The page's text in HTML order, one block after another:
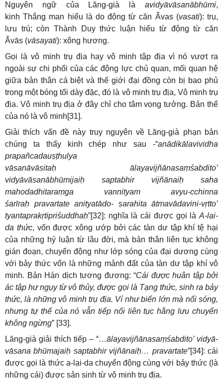
Nguyên ngữ của Lăng-già là avidyāvāsanābhūmi,
kinh Thắng man hiểu là do động từ căn Ãvas (vasati): trụ,
lưu trú; còn Thành Duy thức luận hiểu từ động từ căn
Ãvās (vāsayati): xông hương.
Gọi là vô minh trụ địa hay vô minh tập địa vì nó vượt ra
ngoài sự chi phối của các động lực chủ quan, mối quan hệ
giữa bản thân cá biệt và thế giới đại đồng còn bị bao phủ
trong một bóng tối dày đặc, đó là vô minh trụ địa, Vô minh trụ
địa. Vô minh trụ địa ở đây chỉ cho tâm vọng tưởng. Bản thể
của nó là vô minh[31].
Giải thích vấn đề này truy nguyên về Lăng-già phạn bản
chúng ta thấy kinh chép như sau -“anādikālavividha
prapañcadauṣṭhulya
vāsanāvāsitaḥ ālayavijñānasaṃśabdito’
vidyāvāsanābhūmijaiḥ saptabhir vijñānaiḥ saha
mahodadhitaraṃga vannityam avyu-cchinna
śarīraḥ pravartate anityatādo- ṣarahita ātmavādavini-vṛtto’
tyantaprakṛtipriśuddhaḥ”[32]: nghĩa là cái được gọi là A-lại-
da thức, vốn được xông ướp bởi các tàn dư tập khí tệ hại
của những hý luận từ lâu đời, mà bản thân liên tục không
gián đoạn, chuyển động như lớp sóng của đại dương cùng
với bảy thức vốn là những mảnh đất của tàn dư tập khí vô
minh. Bản Hán dịch tương đương: “Cái được huân tập bởi
ác tập hư ngụy từ vô thủy, được gọi là Tạng thức, sinh ra bảy
thức, là những vô minh trụ địa. Ví như biển lớn mà nổi sóng,
nhưng tự thể của nó vẫn tiếp nối liên tục hằng lưu chuyển
không ngừng” [33].
Lăng-già giải thích tiếp – “…ālayavijñānasaṃśabdito’ vidyā-
vāsana bhūmajaiḥ saptabhir vijñānaiḥ… pravartate”[34]: cái
được gọi là thức a-lại-da chuyển động cùng với bảy thức (là
những cái) được sản sinh từ vô minh trụ địa.